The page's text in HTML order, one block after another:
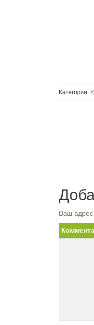
Категории:
Ваш адрес